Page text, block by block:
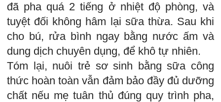
đã pha quá 2 tiếng ở nhiệt độ phòng, và
tuyệt đối không hâm lại sữa thừa. Sau khi
cho bú, rửa bình ngay bằng nước ấm và
dung dịch chuyên dụng, để khô tự nhiên.
Tóm lại, nuôi trẻ sơ sinh bằng sữa công
thức hoàn toàn vẫn đảm bảo đầy đủ dưỡng
chất nếu mẹ tuân thủ đúng quy trình pha,